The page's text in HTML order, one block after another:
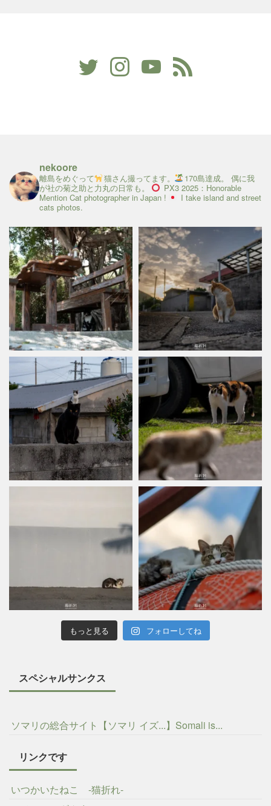
nekoore
離島をめぐって 猫さん撮ってます。 170島達成。
偶に我
が社の菊之助と力丸の日常も。
PX3 2025：Honorable
Mention Cat photographer in Japan !
I take island and street
cats photos.
もっと見る フォローしてね
スペシャルサンクス
ソマリの総合サイト【ソマリ イズ...】Somali is...
リンクです
いつかいたねこ -猫折れ-